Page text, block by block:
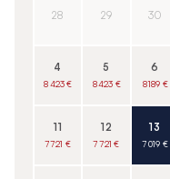
28 29 30
4
8 423 €
5
8 423 €
6
8 189 €
11
7 721 €
12
7 721 €
13
7 019 €